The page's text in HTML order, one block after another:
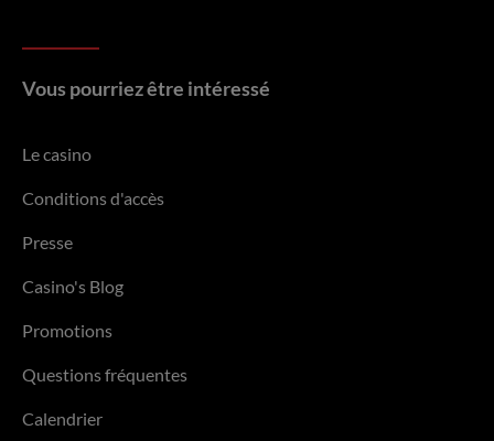
Vous pourriez être intéressé
Le casino
Conditions d'accès
Presse
Casino's Blog
Promotions
Questions fréquentes
Calendrier